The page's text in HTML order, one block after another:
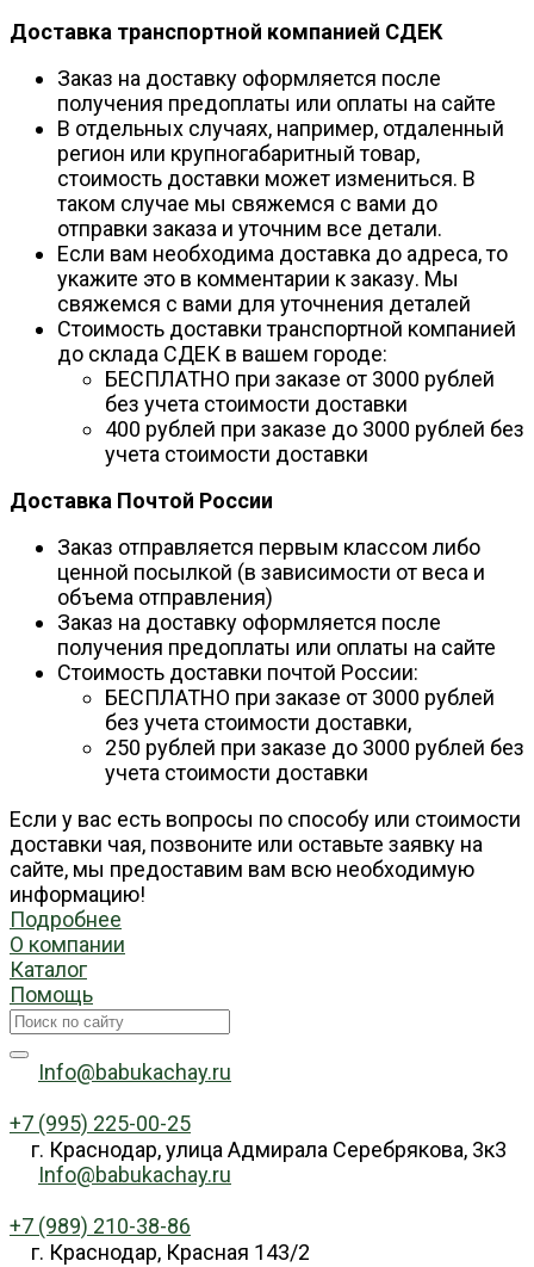
Доставка транспортной компанией СДЕК
Заказ на доставку оформляется после
получения предоплаты или оплаты на сайте
В отдельных случаях, например, отдаленный
регион или крупногабаритный товар,
стоимость доставки может измениться. В
таком случае мы свяжемся с вами до
отправки заказа и уточним все детали.
Если вам необходима доставка до адреса, то
укажите это в комментарии к заказу. Мы
свяжемся с вами для уточнения деталей
Стоимость доставки транспортной компанией
до склада СДЕК в вашем городе:
БЕСПЛАТНО при заказе от 3000 рублей
без учета стоимости доставки
400 рублей при заказе до 3000 рублей без
учета стоимости доставки
Доставка Почтой России
Заказ отправляется первым классом либо
ценной посылкой (в зависимости от веса и
объема отправления)
Заказ на доставку оформляется после
получения предоплаты или оплаты на сайте
Стоимость доставки почтой России:
БЕСПЛАТНО при заказе от 3000 рублей
без учета стоимости доставки,
250 рублей при заказе до 3000 рублей без
учета стоимости доставки
Если у вас есть вопросы по способу или стоимости
доставки чая, позвоните или оставьте заявку на
сайте, мы предоставим вам всю необходимую
информацию!
Подробнее
О компании
Каталог
Помощь
Info@babukachay.ru
+7 (995) 225-00-25
г. Краснодар, улица Адмирала Серебрякова, 3к3
Info@babukachay.ru
+7 (989) 210-38-86
г. Краснодар, Красная 143/2